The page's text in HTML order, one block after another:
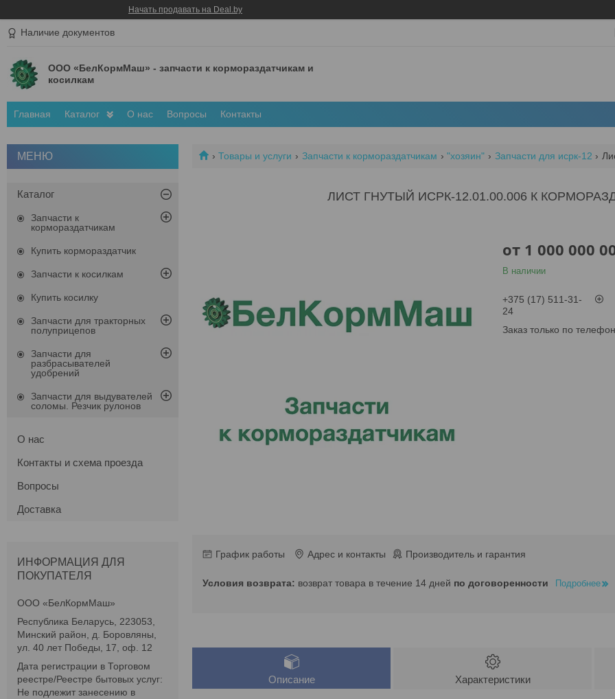
Начать продавать на Deal.by
Наличие документов
ООО «БелКормМаш» - запчасти к кормораздатчикам и
косилкам
Главная Каталог О нас Вопросы Контакты
Товары и услуги Запчасти к кормораздатчикам "хозяин" Запчасти для исрк-12
ЛИСТ ГНУТЫЙ ИСРК-12.01.00.006 К
от 1 000 000
В наличии
+375 (17) 511-31-
24
Заказ только по
График работы Адрес и контакты Производитель и гарантия
возврат товара в течение 14 дней по договоренности Подробнее
Описание Характеристики
Каталог
Запчасти к
кормораздатчикам
Купить кормораздатчик
Запчасти к косилкам
Купить косилку
Запчасти для тракторных
полуприцепов
Запчасти для
разбрасывателей
удобрений
Запчасти для выдувателей
соломы. Резчик рулонов
О нас
Контакты и схема проезда
Вопросы
Доставка
ИНФОРМАЦИЯ ДЛЯ
ПОКУПАТЕЛЯ
ООО «БелКормМаш»
Республика Беларусь, 223053,
Минский район, д. Боровляны,
ул. 40 лет Победы, 17, оф. 12
Дата регистрации в Торговом
реестре/Реестре бытовых услуг:
Не подлежит занесению в